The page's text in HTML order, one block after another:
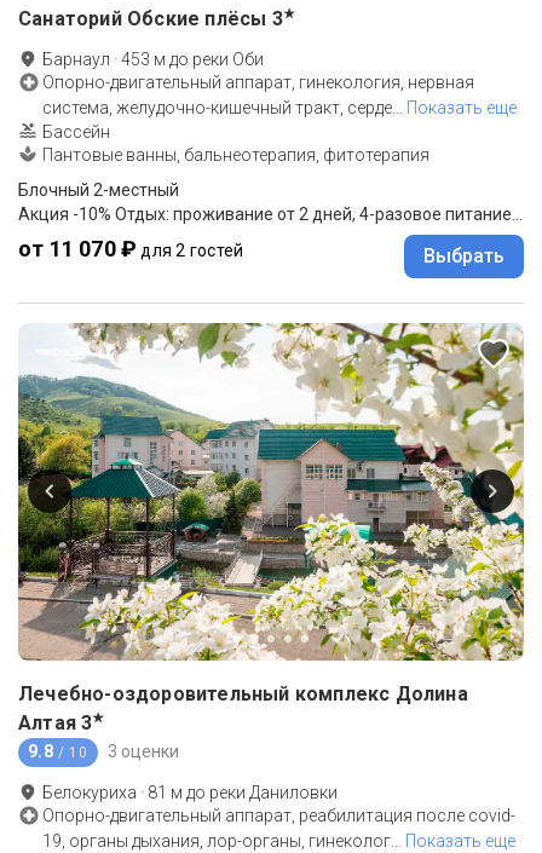
Санаторий Обские плёсы 3★
Барнаул ·453 м до реки Оби
Опорно-двигательный аппарат, гинекология, нервная
система, желудочно-кишечный тракт, серде
Показать еще
Бассейн
Пантовые ванны, бальнеотерапия, фитотерапия
Блочный 2-местный
от 11 070 ₽ для 2 гостей Выбрать
Лечебно-оздоровительный комплекс Долина
Алтая 3★
9.8 / 10 3 оценки
Белокуриха · 81 м до реки Даниловки
Опорно-двигательный аппарат, реабилитация после covid-
19, органы дыхания, лор-органы, гинеколог
Показать еще